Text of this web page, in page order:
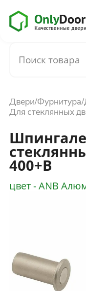
О компании
Установка
Доставка и
Контакты
Двери Фурнитура
Для стеклянных
400+B
цвет - ANB